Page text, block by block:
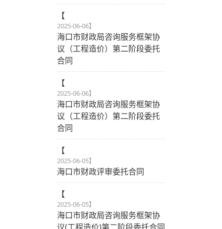
【
2025-06-06】
海口市财政局咨询服务框架协
议（工程造价）第二阶段委托
合同
【
2025-06-06】
海口市财政局咨询服务框架协
议（工程造价）第二阶段委托
合同
【
2025-06-05】
海口市财政评审委托合同
【
2025-06-05】
海口市财政局咨询服务框架协